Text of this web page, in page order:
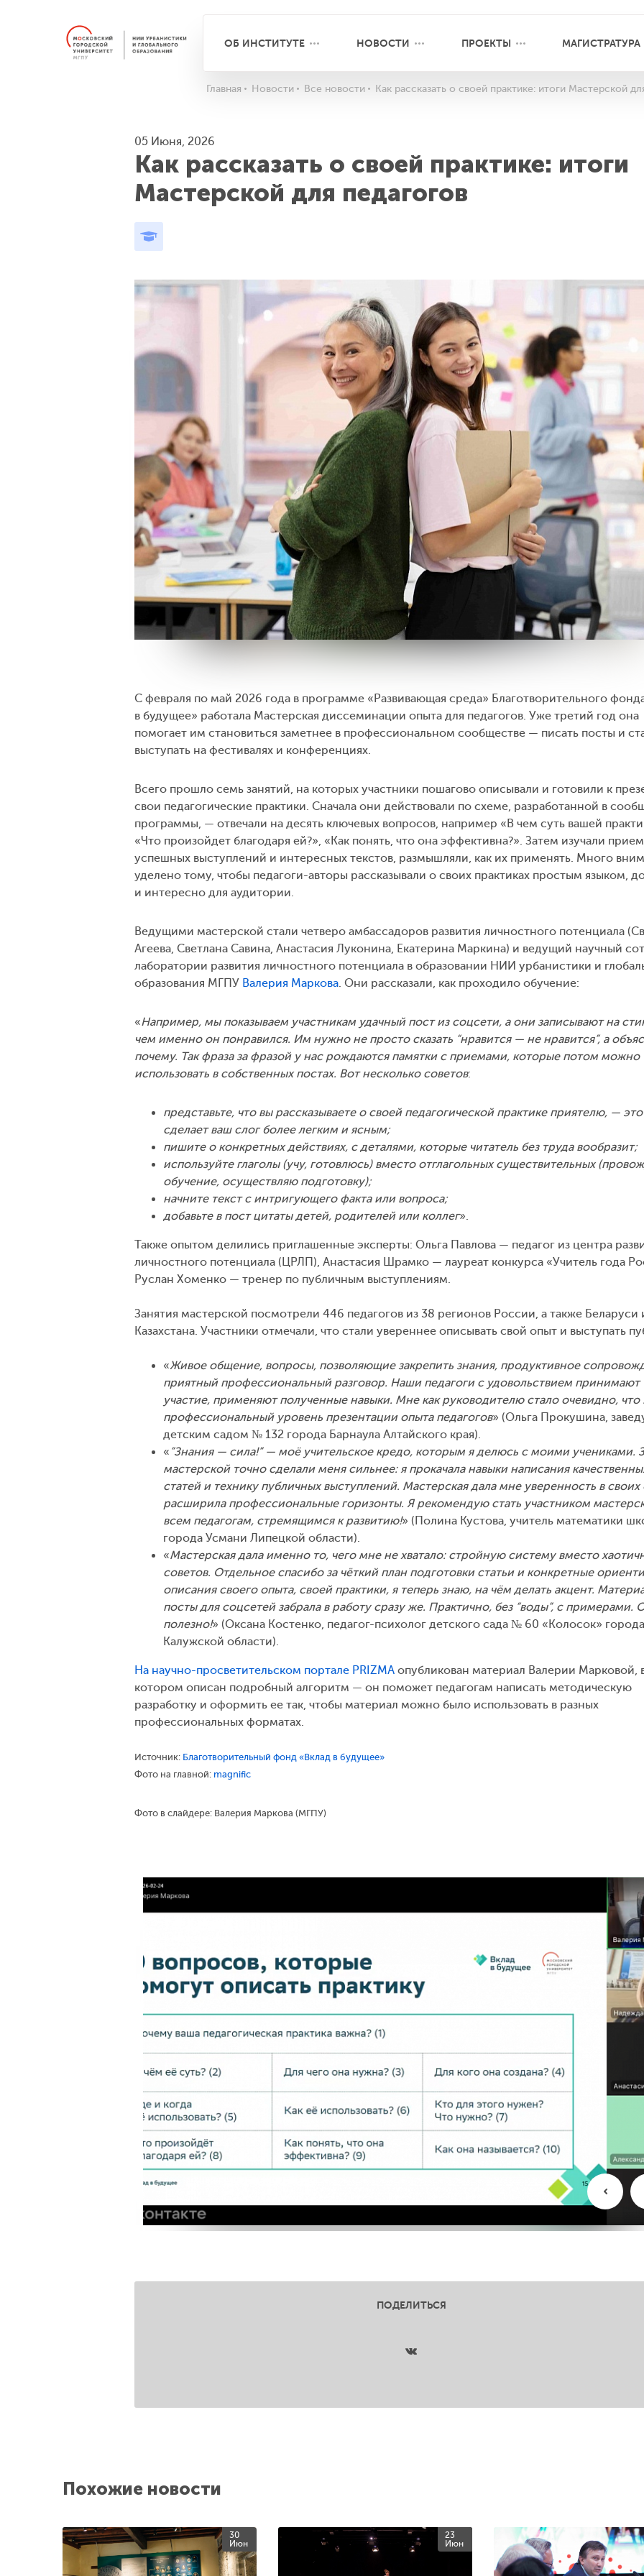
ОБ ИНСТИТУТЕ НОВОСТИ ПРОЕКТЫ МАГИСТРАТУРА
Главная Новости Все новости Как рассказать о своей практике: итоги Мастерской
05 Июня, 2026
Как рассказать о своей практике: итоги
Мастерской для педагогов
С февраля по май 2026 года в программе «Развивающая среда» Благотворительного
в будущее» работала Мастерская диссеминации опыта для педагогов. Уже третий год она
помогает им становиться заметнее в профессиональном сообществе — писать посты и
выступать на фестивалях и конференциях.
Всего прошло семь занятий, на которых участники пошагово описывали и готовили к
свои педагогические практики. Сначала они действовали по схеме, разработанной в
программы, — отвечали на десять ключевых вопросов, например «В чем суть вашей
«Что произойдет благодаря ей?», «Как понять, что она эффективна?». Затем изучали
успешных выступлений и интересных текстов, размышляли, как их применять. Много
уделено тому, чтобы педагоги-авторы рассказывали о своих практиках простым языком,
и интересно для аудитории.
Ведущими мастерской стали четверо амбассадоров развития личностного потенциала
Агеева, Светлана Савина, Анастасия Луконина, Екатерина Маркина) и ведущий научный
лаборатории развития личностного потенциала в образовании НИИ урбанистики и
образования МГПУ Валерия Маркова . Они рассказали, как проходило обучение:
«Например, мы показываем участникам удачный пост из соцсети, а они записывают на
чем именно он понравился. Им нужно не просто сказать “нравится — не нравится”, а
почему. Так фраза за фразой у нас рождаются памятки с приемами, которые потом можно
использовать в собственных постах. Вот несколько советов:
представьте, что вы рассказываете о своей педагогической практике приятелю, — это
сделает ваш слог более легким и ясным;
пишите о конкретных действиях, с деталями, которые читатель без труда вообразит;
используйте глаголы (учу, готовлюсь) вместо отглагольных существительных
обучение, осуществляю подготовку);
начните текст с интригующего факта или вопроса;
добавьте в пост цитаты детей, родителей или коллег».
Также опытом делились приглашенные эксперты: Ольга Павлова — педагог из центра
личностного потенциала (ЦРЛП), Анастасия Шрамко — лауреат конкурса «Учитель года
Руслан Хоменко — тренер по публичным выступлениям.
Занятия мастерской посмотрели 446 педагогов из 38 регионов России, а также Беларуси
Казахстана. Участники отмечали, что стали увереннее описывать свой опыт и выступать
«Живое общение, вопросы, позволяющие закрепить знания, продуктивное
приятный профессиональный разговор. Наши педагоги с удовольствием принимают
участие, применяют полученные навыки. Мне как руководителю стало очевидно, что
профессиональный уровень презентации опыта педагогов» (Ольга Прокушина,
детским садом № 132 города Барнаула Алтайского края).
« ”Знания — сила!” — моё учительское кредо, которым я делюсь с моими учениками.
мастерской точно сделали меня сильнее: я прокачала навыки написания
статей и технику публичных выступлений. Мастерская дала мне уверенность в своих
расширила профессиональные горизонты. Я рекомендую стать участником
всем педагогам, стремящимся к развитию!» (Полина Кустова, учитель математики
города Усмани Липецкой области).
«Мастерская дала именно то, чего мне не хватало: стройную систему вместо
советов. Отдельное спасибо за чёткий план подготовки статьи и конкретные
описания своего опыта, своей практики, я теперь знаю, на чём делать акцент.
посты для соцсетей забрала в работу сразу же. Практично, без “воды”, с примерами.
полезно!» (Оксана Костенко, педагог-психолог детского сада № 60 «Колосок»
Калужской области).
На научно-просветительском портале PRIZMA опубликован материал Валерии Марковой,
котором описан подробный алгоритм — он поможет педагогам написать методическую
разработку и оформить ее так, чтобы материал можно было использовать в разных
профессиональных форматах.
Источник: Благотворительный фонд «Вклад в будущее»
Фото на главной: magnific
Фото в слайдере: Валерия Маркова (МГПУ)
ПОДЕЛИТЬСЯ
Похожие новости
30
Июн
23
Июн